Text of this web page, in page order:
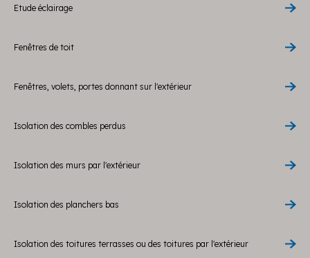
Etude éclairage
Fenêtres de toit
Fenêtres, volets, portes donnant sur l'extérieur
Isolation des combles perdus
Isolation des murs par l'extérieur
Isolation des planchers bas
Isolation des toitures terrasses ou des toitures par l'extérieur